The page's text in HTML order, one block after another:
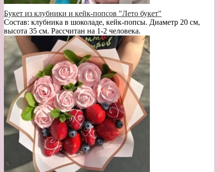
Букет из клубники и кейк-попсов "Лето букет"
Состав: клубника в шоколаде, кейк-попсы. Диаметр 20 см,
высота 35 см. Рассчитан на 1-2 человека.